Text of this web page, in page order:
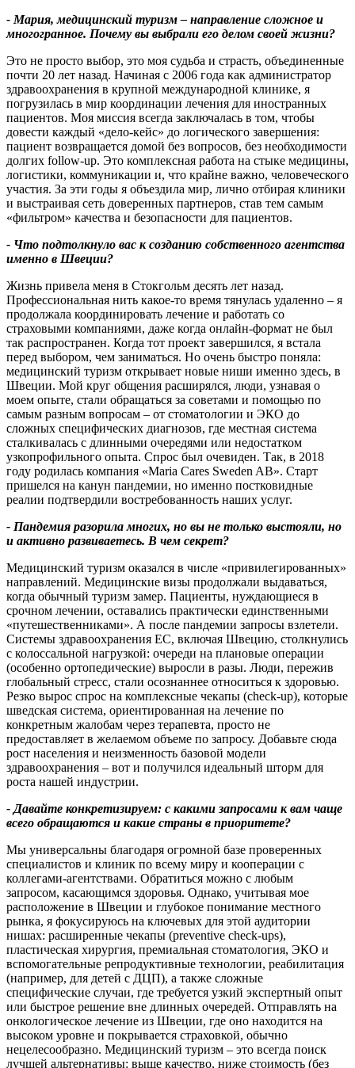
- Мария,медицинский туризм – направление сложное и
многогранное. Почему вы выбрали его делом своей жизни?
Это не просто выбор, это моя судьба и страсть, объединенные
почти 20 лет назад. Начиная с 2006 года как администратор
здравоохранения в крупной международной клинике, я
погрузилась в мир координации лечения для иностранных
пациентов. Моя миссия всегда заключалась в том, чтобы
довести каждый «дело-кейс» до логического завершения:
пациент возвращается домой без вопросов, без необходимости
долгих follow-up. Это комплексная работа на стыке медицины,
логистики, коммуникации и, что крайне важно, человеческого
участия. За эти годы я объездила мир, лично отбирая клиники
и выстраивая сеть доверенных партнеров, став тем самым
«фильтром» качества и безопасности для пациентов.
- Что подтолкнуло вас к созданию собственного агентства
именно в Швеции?
Жизнь привела меня в Стокгольм десять лет назад.
Профессиональная нить какое-то время тянулась удаленно – я
продолжала координировать лечение и работать со
страховыми компаниями, даже когда онлайн-формат не был
так распространен. Когда тот проект завершился, я встала
перед выбором, чем заниматься. Но очень быстро поняла:
медицинский туризм открывает новые ниши именно здесь, в
Швеции. Мой круг общения расширялся, люди, узнавая о
моем опыте, стали обращаться за советами и помощью по
самым разным вопросам – от стоматологии и ЭКО до
сложных специфических диагнозов, где местная система
сталкивалась с длинными очередями или недостатком
узкопрофильного опыта. Спрос был очевиден. Так, в 2018
году родилась компания «Maria Cares Sweden AB». Старт
пришелся на канун пандемии, но именно постковидные
реалии подтвердили востребованность наших услуг.
- Пандемия разорила многих, но вы не только выстояли, но
и активно развиваетесь. В чем секрет?
Медицинский туризм оказался в числе «привилегированных»
направлений. Медицинские визы продолжали выдаваться,
когда обычный туризм замер. Пациенты, нуждающиеся в
срочном лечении, оставались практически единственными
«путешественниками». А после пандемии запросы взлетели.
Системы здравоохранения ЕС, включая Швецию, столкнулись
с колоссальной нагрузкой: очереди на плановые операции
(особенно ортопедические) выросли в разы. Люди, пережив
глобальный стресс, стали осознаннее относиться к здоровью.
Резко вырос спрос на комплексные чекапы (check-up), которые
шведская система, ориентированная на лечение по
конкретным жалобам через терапевта, просто не
предоставляет в желаемом объеме по запросу. Добавьте сюда
рост населения и неизменность базовой модели
здравоохранения – вот и получился идеальный шторм для
роста нашей индустрии.
- Давайте конкретизируем: с какими запросами к вам чаще
всего обращаются и какие страны в приоритете?
Мы универсальны благодаря огромной базе проверенных
специалистов и клиник по всему миру и кооперации с
коллегами-агентствами. Обратиться можно с любым
запросом, касающимся здоровья. Однако, учитывая мое
расположение в Швеции и глубокое понимание местного
рынка, я фокусируюсь на ключевых для этой аудитории
нишах: расширенные чекапы (preventive check-ups),
пластическая хирургия, премиальная стоматология, ЭКО и
вспомогательные репродуктивные технологии, реабилитация
(например, для детей с ДЦП), а также сложные
специфические случаи, где требуется узкий экспертный опыт
или быстрое решение вне длинных очередей. Отправлять на
онкологическое лечение из Швеции, где оно находится на
высоком уровне и покрывается страховкой, обычно
нецелесообразно. Медицинский туризм – это всегда поиск
лучшей альтернативы: выше качество, ниже стоимость (без